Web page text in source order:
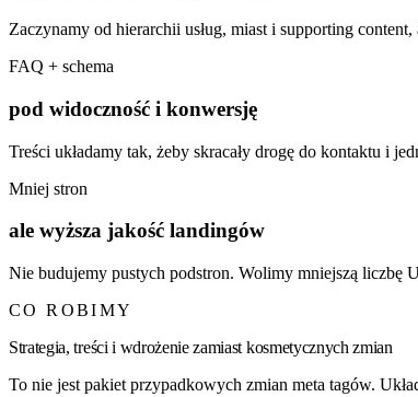
Zaczynamy od hierarchii usług, miast i supporting
FAQ + schema
pod widoczność i konwersję
Treści układamy tak, żeby skracały drogę do kontaktu i
Mniej stron
ale wyższa jakość landingów
Nie budujemy pustych podstron. Wolimy mniejszą liczbę
CO ROBIMY
Strategia, treści i wdrożenie zamiast kosmetycznych zmian
To nie jest pakiet przypadkowych zmian meta tagów.